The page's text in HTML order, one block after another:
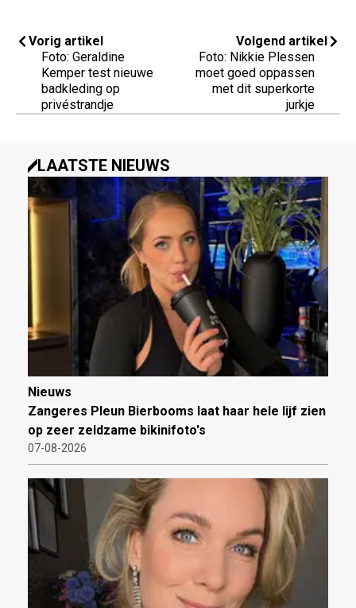
Vorig artikel
Foto: Geraldine
Kemper test nieuwe
badkleding op
privéstrandje
Volgend artikel
Foto: Nikkie Plessen
moet goed oppassen
met dit superkorte
jurkje
LAATSTE NIEUWS
Nieuws
Zangeres Pleun Bierbooms laat haar hele lijf zien
op zeer zeldzame bikinifoto's
07-08-2026